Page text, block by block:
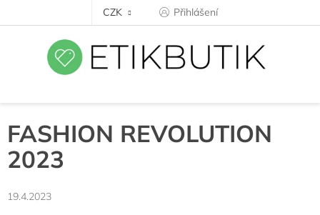
CZK Přihlášení
FASHION REVOLUTION
2023
19.4.2023